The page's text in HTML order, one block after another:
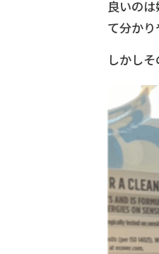
良いの
て分かり
しかし